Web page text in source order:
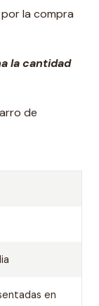
por la compra
la cantidad
de
en